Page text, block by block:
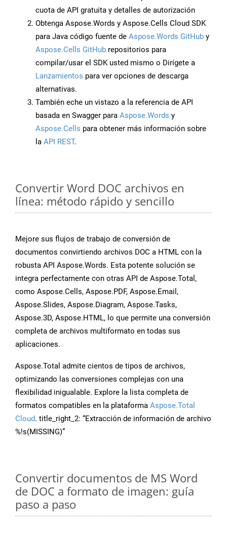
cuota de API gratuita y detalles de autorización
Obtenga Aspose.Words y Aspose.Cells Cloud SDK
para Java código fuente de Aspose.Words GitHub y
Aspose.Cells GitHub repositorios para
compilar/usar el SDK usted mismo o Dirígete a
Lanzamientos para ver opciones de descarga
alternativas.
También eche un vistazo a la referencia de API
basada en Swagger para Aspose.Words y
Aspose.Cells para obtener más información sobre
la API REST.
Convertir Word DOC archivos en
línea: método rápido y sencillo
Mejore sus flujos de trabajo de conversión de
documentos convirtiendo archivos DOC a HTML con la
robusta API Aspose.Words. Esta potente solución se
integra perfectamente con otras API de Aspose.Total,
como Aspose.Cells, Aspose.PDF, Aspose.Email,
Aspose.Slides, Aspose.Diagram, Aspose.Tasks,
Aspose.3D, Aspose.HTML, lo que permite una conversión
completa de archivos multiformato en todas sus
aplicaciones.
Aspose.Total admite cientos de tipos de archivos,
optimizando las conversiones complejas con una
flexibilidad inigualable. Explore la lista completa de
formatos compatibles en la plataforma Aspose.Total
Cloud. title_right_2: “Extracción de información de archivo
%!s(MISSING)”
Convertir documentos de MS Word
de DOC a formato de imagen: guía
paso a paso